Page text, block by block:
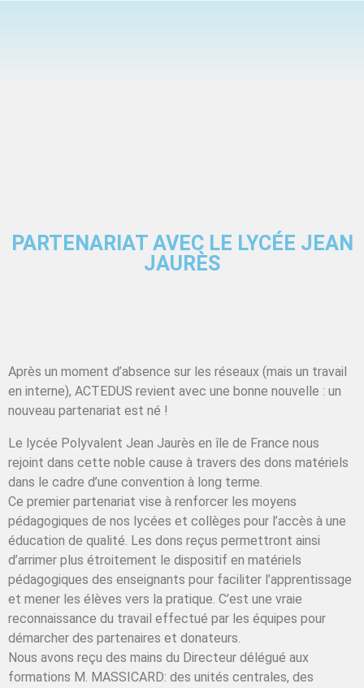
PARTENARIAT AVEC LE LYCÉE JEAN
JAURÈS
Après un moment d’absence sur les réseaux (mais un travail
en interne), ACTEDUS revient avec une bonne nouvelle : un
nouveau partenariat est né !
Le lycée Polyvalent Jean Jaurès en île de France nous
rejoint dans cette noble cause à travers des dons matériels
dans le cadre d’une convention à long terme.
Ce premier partenariat vise à renforcer les moyens
pédagogiques de nos lycées et collèges pour l’accès à une
éducation de qualité. Les dons reçus permettront ainsi
d’arrimer plus étroitement le dispositif en matériels
pédagogiques des enseignants pour faciliter l’apprentissage
et mener les élèves vers la pratique. C’est une vraie
reconnaissance du travail effectué par les équipes pour
démarcher des partenaires et donateurs.
Nous avons reçu des mains du Directeur délégué aux
formations M. MASSICARD: des unités centrales, des